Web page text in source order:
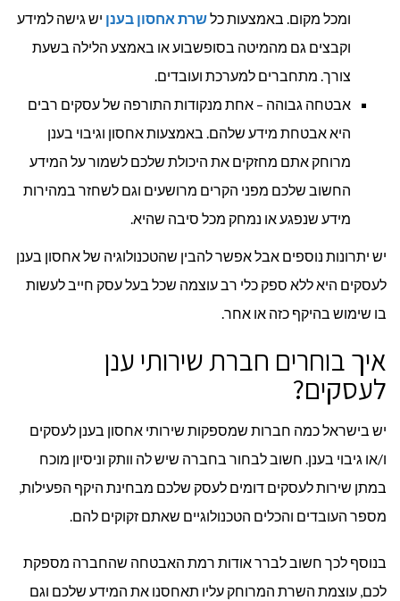
ומכל מקום. באמצעות כלשרת אחסון בענן יש גישה למידע
וקבצים גם מהמיטה בסופשבוע או באמצע הלילה בשעת
צורך. מתחברים למערכת ועובדים.
אבטחה גבוהה – אחת מנקודות התורפה של עסקים רבים
היא אבטחת מידע שלהם. באמצעות אחסון וגיבוי בענן
מרוחק אתם מחזקים את היכולת שלכם לשמור על המידע
החשוב שלכם מפני הקרים מרושעים וגם לשחזר במהירות
מידע שנפגע או נמחק מכל סיבה שהיא.
יש יתרונות נוספים אבל אפשר להבין שהטכנולוגיה של אחסון בענן
לעסקים היא ללא ספק כלי רב עוצמה שכל בעל עסק חייב לעשות
בו שימוש בהיקף כזה או אחר.
איך בוחרים חברת שירותי ענן
לעסקים?
יש בישראל כמה חברות שמספקות שירותי אחסון בענן לעסקים
ו/או גיבוי בענן. חשוב לבחור בחברה שיש לה וותק וניסיון מוכח
במתן שירות לעסקים דומים לעסק שלכם מבחינת היקף הפעילות,
מספר העובדים והכלים הטכנולוגיים שאתם זקוקים להם.
בנוסף לכך חשוב לברר אודות רמת האבטחה שהחברה מספקת
לכם, עוצמת השרת המרוחק עליו תאחסנו את המידע שלכם וגם